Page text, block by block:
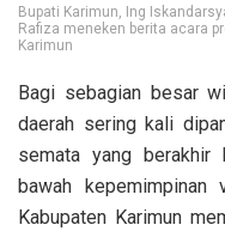
Bupati Karimun, Ing
Rafiza meneken berita acara
Karimun
Bagi sebagian besar
daerah sering kali
semata yang
bawah kepemimpinan
Kabupaten Karimun